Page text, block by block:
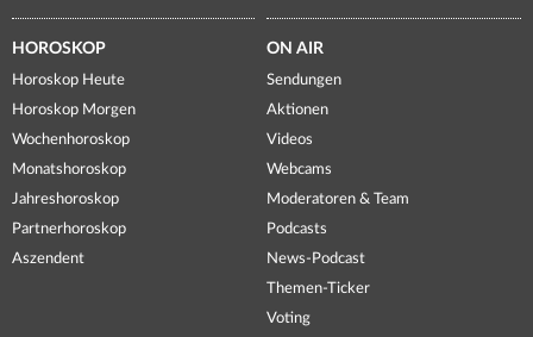
HOROSKOP
Horoskop Heute
Horoskop Morgen
Wochenhoroskop
Monatshoroskop
Jahreshoroskop
Partnerhoroskop
Aszendent
ON AIR
Sendungen
Aktionen
Videos
Webcams
Moderatoren & Team
Podcasts
News-Podcast
Themen-Ticker
Voting